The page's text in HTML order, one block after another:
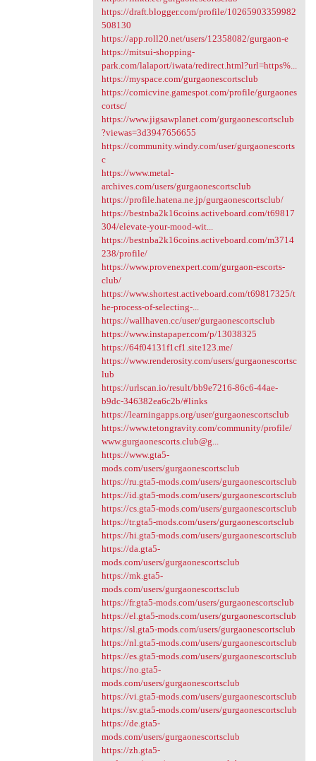
https://draft.blogger.com/profile/10265903359982
508130
https://app.roll20.net/users/12358082/gurgaon-e
https://mitsui-shopping-
park.com/lalaport/iwata/redirect.html?url=https%...
https://myspace.com/gurgaonescortsclub
https://comicvine.gamespot.com/profile/gurgaones
cortsc/
https://www.jigsawplanet.com/gurgaonescortsclub
?viewas=3d3947656655
https://community.windy.com/user/gurgaonescorts
c
https://www.metal-
archives.com/users/gurgaonescortsclub
https://profile.hatena.ne.jp/gurgaonescortsclub/
https://bestnba2k16coins.activeboard.com/t69817
304/elevate-your-mood-wit...
https://bestnba2k16coins.activeboard.com/m3714
238/profile/
https://www.provenexpert.com/gurgaon-escorts-
club/
https://www.shortest.activeboard.com/t69817325/t
he-process-of-selecting-...
https://wallhaven.cc/user/gurgaonescortsclub
https://www.instapaper.com/p/13038325
https://64f04131f1cf1.site123.me/
https://www.renderosity.com/users/gurgaonescortsc
lub
https://urlscan.io/result/bb9e7216-86c6-44ae-
b9dc-346382ea6c2b/#links
https://learningapps.org/user/gurgaonescortsclub
https://www.tetongravity.com/community/profile/
www.gurgaonescorts.club@g...
https://www.gta5-
mods.com/users/gurgaonescortsclub
https://ru.gta5-mods.com/users/gurgaonescortsclub
https://id.gta5-mods.com/users/gurgaonescortsclub
https://cs.gta5-mods.com/users/gurgaonescortsclub
https://tr.gta5-mods.com/users/gurgaonescortsclub
https://hi.gta5-mods.com/users/gurgaonescortsclub
https://da.gta5-
mods.com/users/gurgaonescortsclub
https://mk.gta5-
mods.com/users/gurgaonescortsclub
https://fr.gta5-mods.com/users/gurgaonescortsclub
https://el.gta5-mods.com/users/gurgaonescortsclub
https://sl.gta5-mods.com/users/gurgaonescortsclub
https://nl.gta5-mods.com/users/gurgaonescortsclub
https://es.gta5-mods.com/users/gurgaonescortsclub
https://no.gta5-
mods.com/users/gurgaonescortsclub
https://vi.gta5-mods.com/users/gurgaonescortsclub
https://sv.gta5-mods.com/users/gurgaonescortsclub
https://de.gta5-
mods.com/users/gurgaonescortsclub
https://zh.gta5-